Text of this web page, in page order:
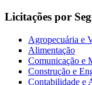
Licitações por
Agropecuária e
Alimentação
Comunicação e
Construção e
Contabilidade e